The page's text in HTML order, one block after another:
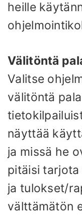
heille
Välitöntä
Valitse
välitöntä
näyttää
ja missä he
pitäisi
ja tulokset/
välttämätön